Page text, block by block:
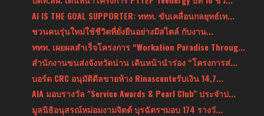
AI IS THE GOAL SUPPORTER: ททท. ขับเคลื่อนกลยุทธ์เท...
ชวนคนรุ่นใหม่ใช้ชีวิตที่ยั่งยืนอย่างมีสไตล์ กับงาน...
ททท. เผยผลสำเร็จโครงการ “Workation Paradise Throug...
สำนักงานขนส่งจังหวัดน่าน เดินหน้านำร่อง “โครงการส่...
บอร์ด CRC อนุมัติดีลขายห้าง Rinascenteรับเงิน 14,7...
AIA มอบรางวัล "Service Awards & Pearl Club" ประจำป...
มูลนิธิอนุสรณ์หม่อมงามจิตต์ บุรฉัตรฯมอบ 174 รางวั...